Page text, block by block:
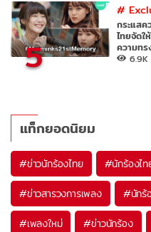
5
#
กระแส
ไทยจัด
ความทร
6.9K
แท็กยอดนิยม
#ข่าวนักร้องไทย #นักร้องไ
#ข่าวสารวงการเพลง #นักร้
#เพลงใหม่ #ข่าวนักร้อง